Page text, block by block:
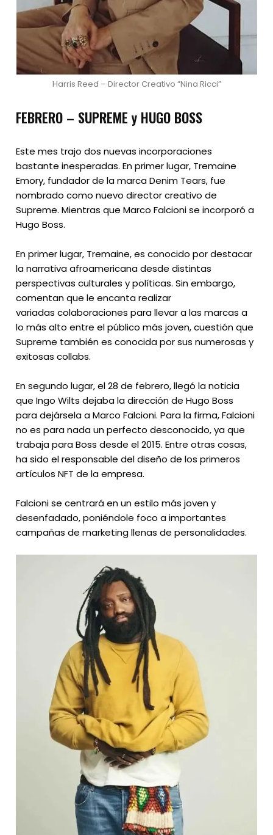
Harris Reed – Director Creativo “Nina Ricci”
FEBRERO – SUPREME y HUGO BOSS
Este mes trajo dos nuevas incorporaciones
bastante inesperadas. En primer lugar, Tremaine
Emory, fundador de la marca Denim Tears, fue
nombrado como nuevo director creativo de
Supreme. Mientras que Marco Falcioni se incorporó a
Hugo Boss.
En primer lugar, Tremaine, es conocido por destacar
la narrativa afroamericana desde distintas
perspectivas culturales y políticas. Sin embargo,
comentan que le encanta realizar
variadas colaboraciones para llevar a las marcas a
lo más alto entre el público más joven, cuestión que
Supreme también es conocida por sus numerosas y
exitosas collabs.
En segundo lugar, el 28 de febrero, llegó la noticia
que Ingo Wilts dejaba la dirección de Hugo Boss
para dejársela a Marco Falcioni. Para la firma, Falcioni
no es para nada un perfecto desconocido, ya que
trabaja para Boss desde el 2015. Entre otras cosas,
ha sido el responsable del diseño de los primeros
artículos NFT de la empresa.
Falcioni se centrará en un estilo más joven y
desenfadado, poniéndole foco a importantes
campañas de marketing llenas de personalidades.